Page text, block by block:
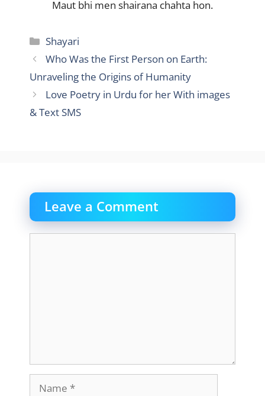
Maut bhi men shairana chahta hon.
Categories
Shayari
Who Was the First Person on Earth:
Unraveling the Origins of Humanity
Love Poetry in Urdu for her With images
& Text SMS
Leave a Comment